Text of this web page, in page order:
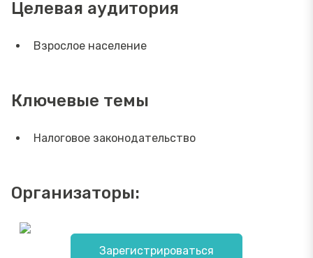
Целевая аудитория
Взрослое население
Ключевые темы
Налоговое законодательство
Организаторы:
Зарегистрироваться